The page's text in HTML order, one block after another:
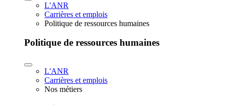
L'ANR
Carrières et emplois
Politique de ressources humaines
Politique de ressources humaines
L'ANR
Carrières et emplois
Nos métiers